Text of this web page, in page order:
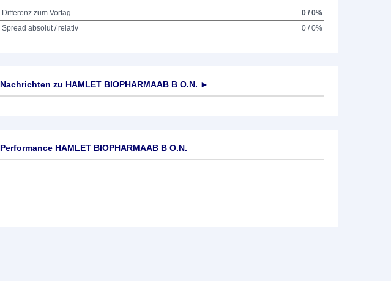
Differenz zum Vortag
0 / 0%
Spread absolut / relativ
0 / 0%
Nachrichten zu HAMLET BIOPHARMAAB B O.N. ►
Performance HAMLET BIOPHARMAAB B O.N.